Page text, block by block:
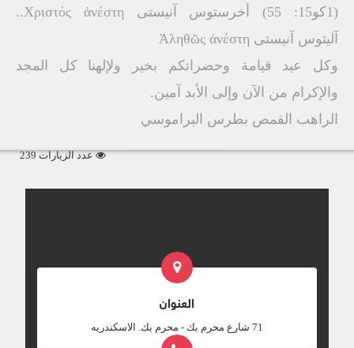
(1كو15: 55) أخرستوس آنيستى Χριστός ἀνέστη..
آليثوس آنيستى Ἀληθῶς ἀνέστη
وكل عيد قيامة وحضراتكم بخير ولإلهنا كل المجد
والإكرام من الآن وإلى الأبد آمين.
الراهب القمص بطرس البراموسي
عدد الزيارات 239
العنوان
‎71 شارع محرم بك - محرم بك. الاسكندريه